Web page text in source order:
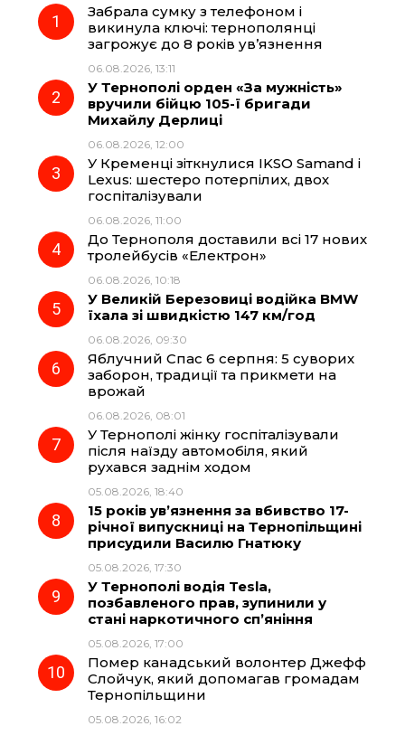
e
o
k
e
r
a
m
t
A
Забрала сумку з телефоном і
викинула ключі: тернополянці
загрожує до 8 років ув’язнення
06.08.2026, 13:11
У Тернополі орден «За мужність»
вручили бійцю 105-ї бригади
Михайлу Дерлиці
06.08.2026, 12:00
У Кременці зіткнулися IKSO Samand і
Lexus: шестеро потерпілих, двох
госпіталізували
06.08.2026, 11:00
До Тернополя доставили всі 17 нових
тролейбусів «Електрон»
06.08.2026, 10:18
У Великій Березовиці водійка BMW
їхала зі швидкістю 147 км/год
06.08.2026, 09:30
Яблучний Спас 6 серпня: 5 суворих
заборон, традиції та прикмети на
врожай
06.08.2026, 08:01
У Тернополі жінку госпіталізували
після наїзду автомобіля, який
рухався заднім ходом
05.08.2026, 18:40
15 років ув’язнення за вбивство 17-
річної випускниці на Тернопільщині
присудили Василю Гнатюку
05.08.2026, 17:30
У Тернополі водія Tesla,
позбавленого прав, зупинили у
стані наркотичного сп’яніння
05.08.2026, 17:00
Помер канадський волонтер Джефф
Слойчук, який допомагав громадам
Тернопільщини
05.08.2026, 16:02